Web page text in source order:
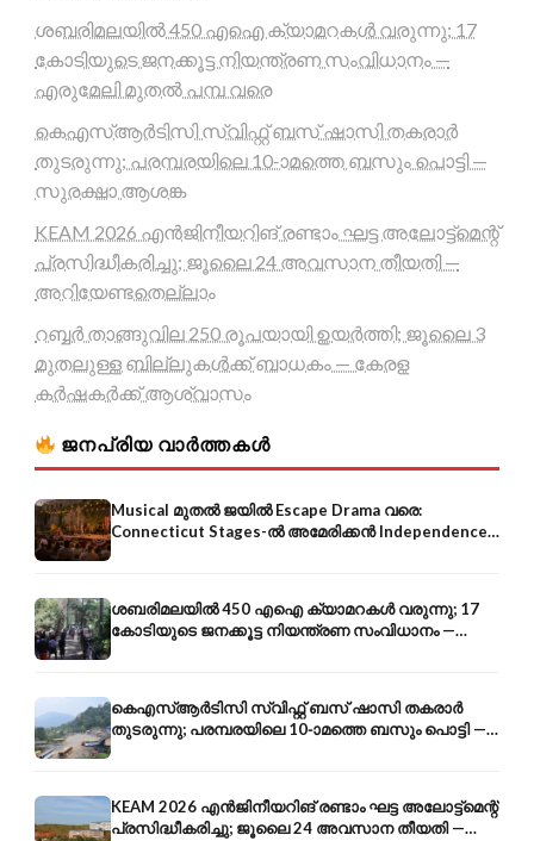
ശബരിമലയിൽ 450 എഐ ക്യാമറകൾ വരുന്നു; 17
കോടിയുടെ ജനക്കൂട്ട നിയന്ത്രണ സംവിധാനം —
എരുമേലി മുതൽ പമ്പ വരെ
കെഎസ്ആർടിസി സ്വിഫ്റ്റ് ബസ് ഷാസി തകരാർ
തുടരുന്നു; പരമ്പരയിലെ 10-ാമത്തെ ബസും പൊട്ടി —
സുരക്ഷാ ആശങ്ക
KEAM 2026 എൻജിനീയറിങ് രണ്ടാം ഘട്ട അലോട്ട്മെന്റ്
പ്രസിദ്ധീകരിച്ചു; ജൂലൈ 24 അവസാന തീയതി —
അറിയേണ്ടതെല്ലാം
റബ്ബർ താങ്ങുവില 250 രൂപയായി ഉയർത്തി; ജൂലൈ 3
മുതലുള്ള ബില്ലുകൾക്ക് ബാധകം — കേരള
കർഷകർക്ക് ആശ്വാസം
ജനപ്രിയ വാർത്തകൾ
Musical മുതൽ ജയിൽ Escape Drama വരെ:
Connecticut Stages-ൽ അമേരിക്കൻ Independence-
ന്റെ 250-ആം വാർഷികം
ശബരിമലയിൽ 450 എഐ ക്യാമറകൾ വരുന്നു; 17
കോടിയുടെ ജനക്കൂട്ട നിയന്ത്രണ സംവിധാനം —
എരുമേലി മുതൽ പമ്പ വരെ
കെഎസ്ആർടിസി സ്വിഫ്റ്റ് ബസ് ഷാസി തകരാർ
തുടരുന്നു; പരമ്പരയിലെ 10-ാമത്തെ ബസും പൊട്ടി —
സുരക്ഷാ ആശങ്ക
KEAM 2026 എൻജിനീയറിങ് രണ്ടാം ഘട്ട അലോട്ട്മെന്റ്
പ്രസിദ്ധീകരിച്ചു; ജൂലൈ 24 അവസാന തീയതി —